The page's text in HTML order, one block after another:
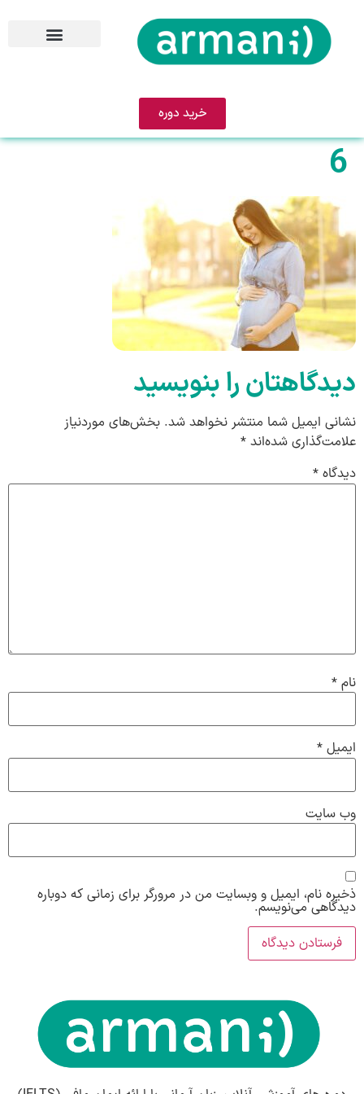
خرید دوره
6
دیدگاهتان را بنویسید
نشانی ایمیل شما منتشر نخواهد شد. بخش‌های موردنیاز
علامت‌گذاری شده‌اند *
دیدگاه *
نام *
ایمیل *
وب‌ سایت
ذخیره نام، ایمیل و وبسایت من در مرورگر برای زمانی که دوباره
دیدگاهی می‌نویسم.